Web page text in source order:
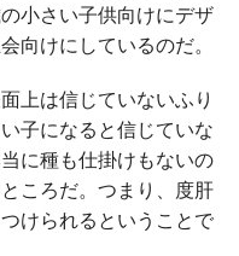
小さい子供向けにデザ
向けにしているのだ。
上は信じていないふり
子になると信じていな
に種も仕掛けもないの
ころだ。つまり、度肝
けられるということで